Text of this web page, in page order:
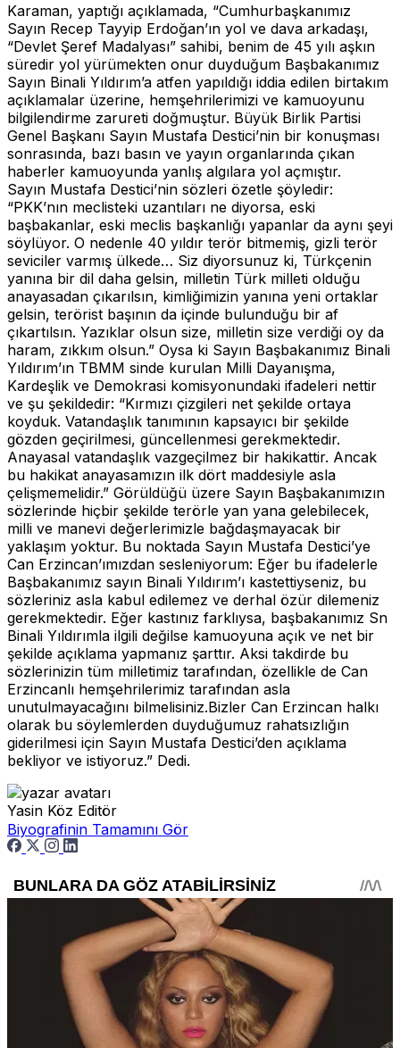
Karaman, yaptığı açıklamada, “Cumhurbaşkanımız
Sayın Recep Tayyip Erdoğan’ın yol ve dava arkadaşı,
“Devlet Şeref Madalyası” sahibi, benim de 45 yılı aşkın
süredir yol yürümekten onur duyduğum Başbakanımız
Sayın Binali Yıldırım’a atfen yapıldığı iddia edilen birtakım
açıklamalar üzerine, hemşehrilerimizi ve kamuoyunu
bilgilendirme zarureti doğmuştur. Büyük Birlik Partisi
Genel Başkanı Sayın Mustafa Destici’nin bir konuşması
sonrasında, bazı basın ve yayın organlarında çıkan
haberler kamuoyunda yanlış algılara yol açmıştır.
Sayın Mustafa Destici’nin sözleri özetle şöyledir:
“PKK’nın meclisteki uzantıları ne diyorsa, eski
başbakanlar, eski meclis başkanlığı yapanlar da aynı şeyi
söylüyor. O nedenle 40 yıldır terör bitmemiş, gizli terör
seviciler varmış ülkede… Siz diyorsunuz ki, Türkçenin
yanına bir dil daha gelsin, milletin Türk milleti olduğu
anayasadan çıkarılsın, kimliğimizin yanına yeni ortaklar
gelsin, terörist başının da içinde bulunduğu bir af
çıkartılsın. Yazıklar olsun size, milletin size verdiği oy da
haram, zıkkım olsun.” Oysa ki Sayın Başbakanımız Binali
Yıldırım’ın TBMM sinde kurulan Milli Dayanışma,
Kardeşlik ve Demokrasi komisyonundaki ifadeleri nettir
ve şu şekildedir: “Kırmızı çizgileri net şekilde ortaya
koyduk. Vatandaşlık tanımının kapsayıcı bir şekilde
gözden geçirilmesi, güncellenmesi gerekmektedir.
Anayasal vatandaşlık vazgeçilmez bir hakikattir. Ancak
bu hakikat anayasamızın ilk dört maddesiyle asla
çelişmemelidir.” Görüldüğü üzere Sayın Başbakanımızın
sözlerinde hiçbir şekilde terörle yan yana gelebilecek,
milli ve manevi değerlerimizle bağdaşmayacak bir
yaklaşım yoktur. Bu noktada Sayın Mustafa Destici’ye
Can Erzincan’ımızdan sesleniyorum: Eğer bu ifadelerle
Başbakanımız sayın Binali Yıldırım’ı kastettiyseniz, bu
sözleriniz asla kabul edilemez ve derhal özür dilemeniz
gerekmektedir. Eğer kastınız farklıysa, başbakanımız Sn
Binali Yıldırımla ilgili değilse kamuoyuna açık ve net bir
şekilde açıklama yapmanız şarttır. Aksi takdirde bu
sözlerinizin tüm milletimiz tarafından, özellikle de Can
Erzincanlı hemşehrilerimiz tarafından asla
unutulmayacağını bilmelisiniz.Bizler Can Erzincan halkı
olarak bu söylemlerden duyduğumuz rahatsızlığın
giderilmesi için Sayın Mustafa Destici’den açıklama
bekliyor ve istiyoruz.” Dedi.
Yasin Köz Editör
Biyografinin Tamamını Gör